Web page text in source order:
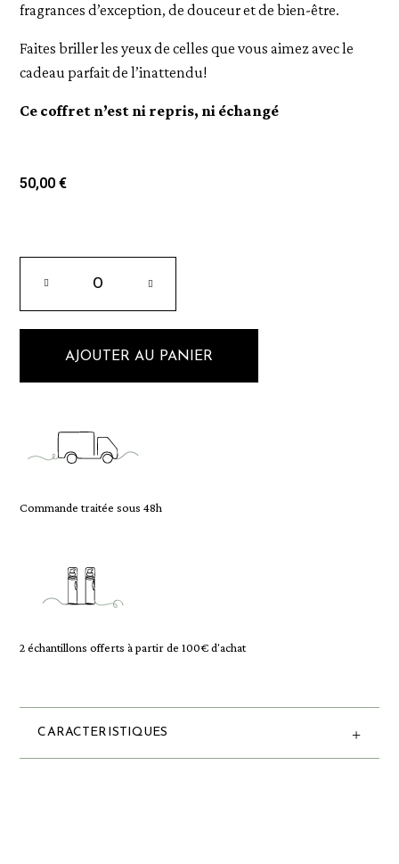
fragrances d’exception, de douceur et de bien-être.
Faites briller les yeux de celles que vous aimez avec le
cadeau parfait de l’inattendu!
Ce coffret n’est ni repris, ni échangé
50,00 €
AJOUTER AU PANIER
Commande traitée sous 48h
2 échantillons offerts à partir de 100€ d'achat
CARACTERISTIQUES